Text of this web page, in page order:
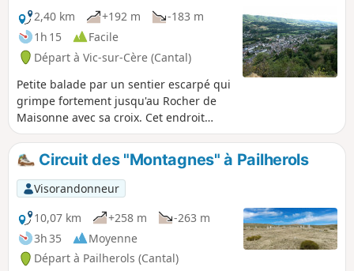
2,40 km
+192 m
-183 m
1h 15
Facile
Départ à Vic-sur-Cère (Cantal)
Petite balade par un sentier escarpé qui
grimpe fortement jusqu'au Rocher de
Maisonne avec sa croix. Cet endroit
offre un superbe point de vue sur la
ville de Vic-sur-Cère et la vallée de la
Cère, puis le détour par la Cascade du
Trou de la Conche procure un havre de
fraîcheur.
Circuit des "Montagnes" à Pailherols
Visorandonneur
10,07 km
+258 m
-263 m
3h 35
Moyenne
Départ à Pailherols (Cantal)